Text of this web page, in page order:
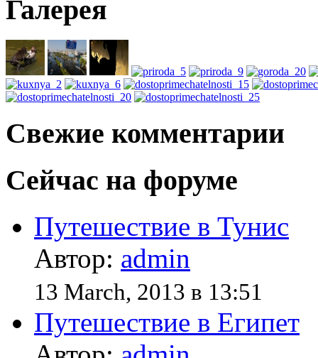
Галерея
Свежие комментарии
Сейчас на форуме
Путешествие в Тунис
Автор: admin
13 March, 2013 в 13:51
Путешествие в Египет